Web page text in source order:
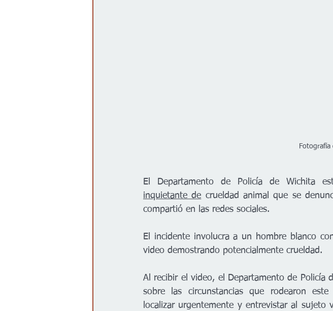
Fotografía
inquietante de crueldad animal que se
compartió en las redes sociales.
El incidente involucra a un hombre blanco
video demostrando potencialmente crueldad.
Al recibir el video, el Departamento de Policía
sobre las circunstancias que rodearon
localizar urgentemente y entrevistar al